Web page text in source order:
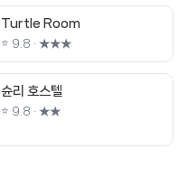
Turtle Room
⭐ 9.8 · ★★★
슌리 호스텔
⭐ 9.8 · ★★